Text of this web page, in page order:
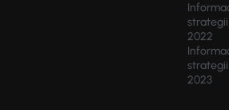
2022
2023